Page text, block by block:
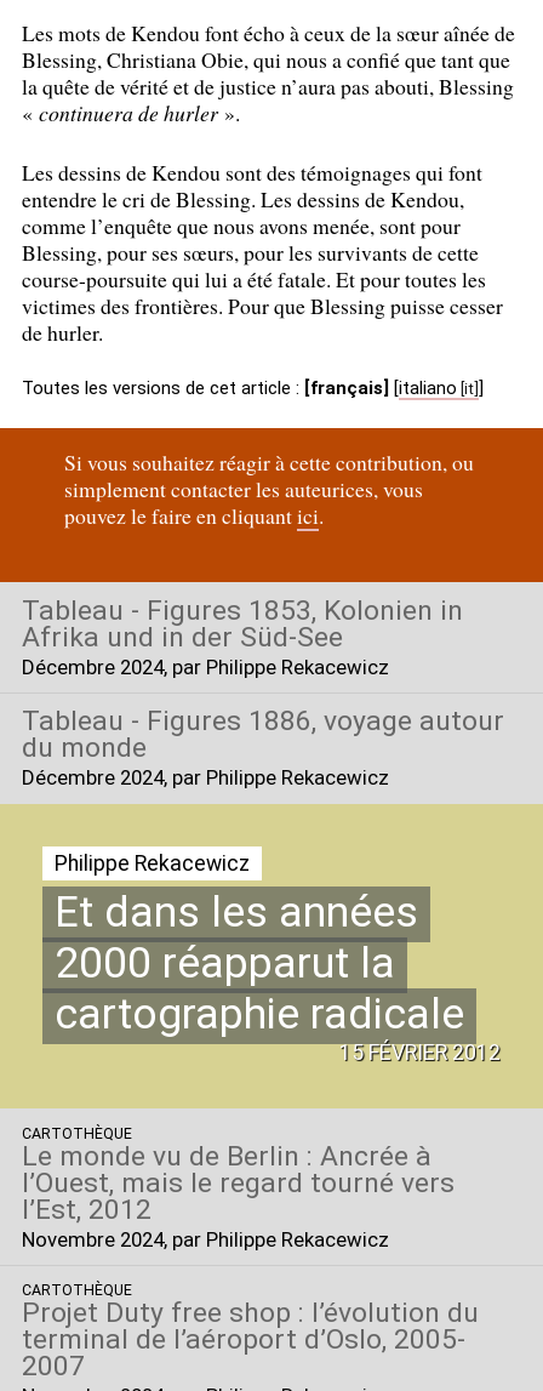
Les mots de Kendou font écho à ceux de la sœur aînée de
Blessing, Christiana Obie, qui nous a confié que tant que
la quête de vérité et de justice n’aura pas abouti, Blessing
« continuera de hurler ».
Les dessins de Kendou sont des témoignages qui font
entendre le cri de Blessing. Les dessins de Kendou,
comme l’enquête que nous avons menée, sont pour
Blessing, pour ses sœurs, pour les survivants de cette
course-poursuite qui lui a été fatale. Et pour toutes les
victimes des frontières. Pour que Blessing puisse cesser
de hurler.
Toutes les versions de cet article : [français] [italiano ]
Si vous souhaitez réagir à cette contribution, ou
simplement contacter les auteurices, vous
pouvez le faire en cliquantici.
Tableau - Figures 1853, Kolonien in
Afrika und in der Süd-See
Décembre 2024, par Philippe Rekacewicz
Tableau - Figures 1886, voyage autour
du monde
Décembre 2024, par Philippe Rekacewicz
Philippe Rekacewicz
Et dans les années
2000 réapparut la
cartographie radicale
15 FÉVRIER 2012
CARTOTHÈQUE
Le monde vu de Berlin : Ancrée à
l’Ouest, mais le regard tourné vers
l’Est, 2012
Novembre 2024, par Philippe Rekacewicz
CARTOTHÈQUE
Projet Duty free shop : l’évolution du
terminal de l’aéroport d’Oslo, 2005-
2007